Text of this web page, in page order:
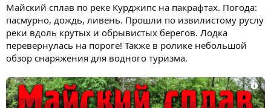
Майский сплав по реке Курджипс на пакрафтах. Погода:
пасмурно, дождь, ливень. Прошли по извилистому руслу
реки вдоль крутых и обрывистых берегов. Лодка
перевернулась на пороге! Также в ролике небольшой
обзор снаряжения для водного туризма.